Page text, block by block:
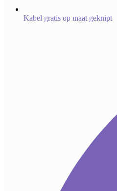
Kabel gratis op maat geknipt